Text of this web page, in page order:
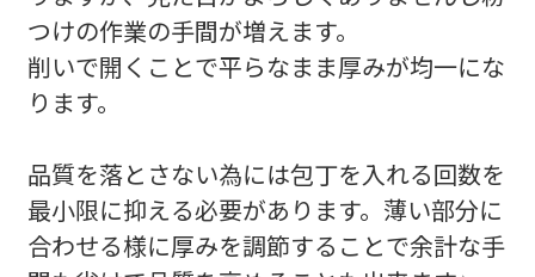
つけの作業の手間が増えます。
削いで開くことで平らなまま厚みが均一にな
ります。
品質を落とさない為には包丁を入れる回数を
最小限に抑える必要があります。薄い部分に
合わせる様に厚みを調節することで余計な手